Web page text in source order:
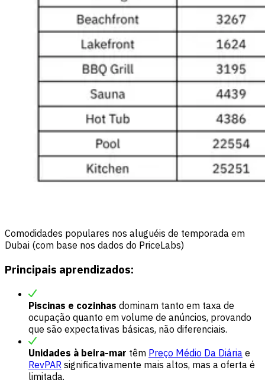
Comodidades populares nos aluguéis de temporada em
Dubai (com base nos dados do PriceLabs)
Principais aprendizados:
Piscinas e cozinhas dominam tanto em taxa de
ocupação quanto em volume de anúncios, provando
que são expectativas básicas, não diferenciais.
Unidades à beira-mar têm Preço Médio Da Diária e
RevPAR significativamente mais altos, mas a oferta é
limitada.